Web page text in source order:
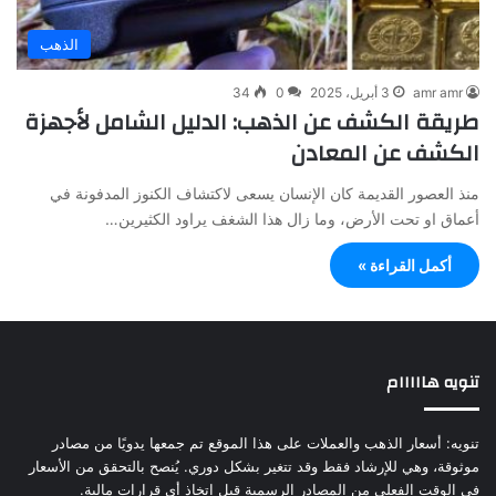
الذهب
amr amr 3 أبريل، 2025 0
34
طريقة الكشف عن الذهب: الدليل الشامل لأجهزة
الكشف عن المعادن
منذ العصور القديمة كان الإنسان يسعى لاكتشاف الكنوز المدفونة في
أعماق او تحت الأرض، وما زال هذا الشغف يراود الكثيرين…
أكمل القراءة »
تنويه هااااام
تنويه: أسعار الذهب والعملات على هذا الموقع تم جمعها يدويًا من مصادر
موثوقة، وهي للإرشاد فقط وقد تتغير بشكل دوري. يُنصح بالتحقق من الأسعار
في الوقت الفعلي من المصادر الرسمية قبل اتخاذ أي قرارات مالية.